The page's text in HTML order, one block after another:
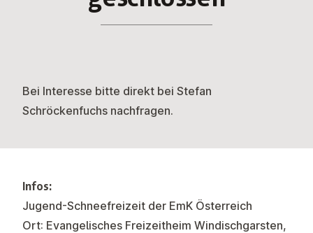
Bei Interesse bitte direkt bei Stefan
Schröckenfuchs nachfragen.
Infos:
Jugend-Schneefreizeit der EmK Österreich
Ort: Evangelisches Freizeitheim Windischgarsten,